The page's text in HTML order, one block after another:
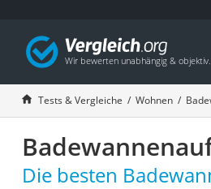
Tests & Vergleiche Wohnen
Die besten